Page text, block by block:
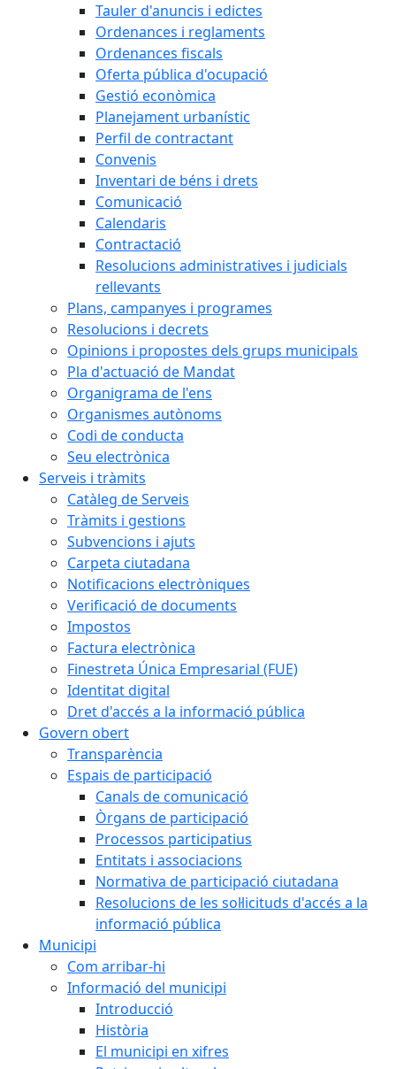
Tauler d'anuncis i edictes
Ordenances i reglaments
Ordenances fiscals
Oferta pública d'ocupació
Gestió econòmica
Planejament urbanístic
Perfil de contractant
Convenis
Inventari de béns i drets
Comunicació
Calendaris
Contractació
Resolucions administratives i judicials
rellevants
Plans, campanyes i programes
Resolucions i decrets
Opinions i propostes dels grups municipals
Pla d'actuació de Mandat
Organigrama de l'ens
Organismes autònoms
Codi de conducta
Seu electrònica
Serveis i tràmits
Catàleg de Serveis
Tràmits i gestions
Subvencions i ajuts
Carpeta ciutadana
Notificacions electròniques
Verificació de documents
Impostos
Factura electrònica
Finestreta Única Empresarial (FUE)
Identitat digital
Dret d'accés a la informació pública
Govern obert
Transparència
Espais de participació
Canals de comunicació
Òrgans de participació
Processos participatius
Entitats i associacions
Normativa de participació ciutadana
Resolucions de les sol·licituds d'accés a la
informació pública
Municipi
Com arribar-hi
Informació del municipi
Introducció
Història
El municipi en xifres